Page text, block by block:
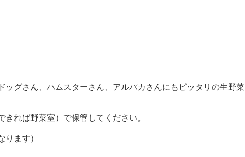
グさん、ハムスターさん、アルパカさんにもピッタリの生野菜
れば野菜室）で保管してください。
ります）